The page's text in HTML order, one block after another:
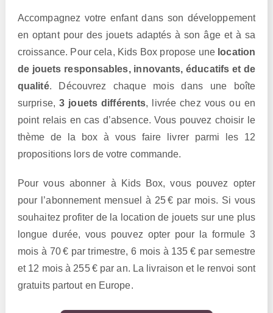
Accompagnez votre enfant dans son développement
en optant pour des jouets adaptés à son âge et à sa
croissance. Pour cela, Kids Box propose une location
de jouets responsables, innovants, éducatifs et de
qualité. Découvrez chaque mois dans une boîte
surprise,3 jouets différents, livrée chez vous ou en
point relais en cas d’absence. Vous pouvez choisir le
thème de la box à vous faire livrer parmi les 12
propositions lors de votre commande.
Pour vous abonner à Kids Box, vous pouvez opter
pour l’abonnement mensuel à 25 € par mois. Si vous
souhaitez profiter de la location de jouets sur une plus
longue durée, vous pouvez opter pour la formule 3
mois à 70 € par trimestre, 6 mois à 135 € par semestre
et 12 mois à 255 € par an. La livraison et le renvoi sont
gratuits partout en Europe.